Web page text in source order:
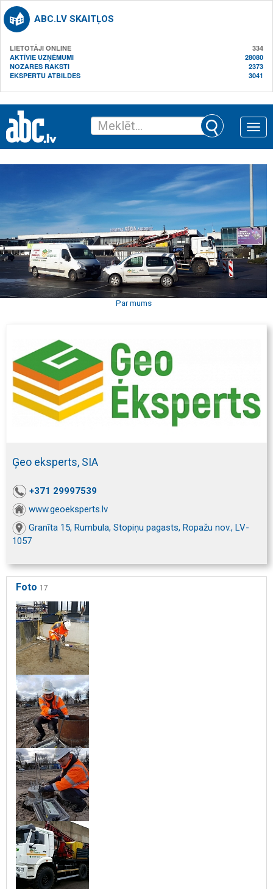
ABC.LV SKAITĻOS
LIETOTĀJI ONLINE
334
AKTĪVIE UZŅĒMUMI
28080
NOZARES RAKSTI
2373
EKSPERTU ATBILDES
3041
Toggle
Par mums
Ģeo eksperts, SIA
+371 29997539
www.geoeksperts.lv
Granīta 15, Rumbula, Stopiņu pagasts, Ropažu nov., LV-
1057
Foto 17